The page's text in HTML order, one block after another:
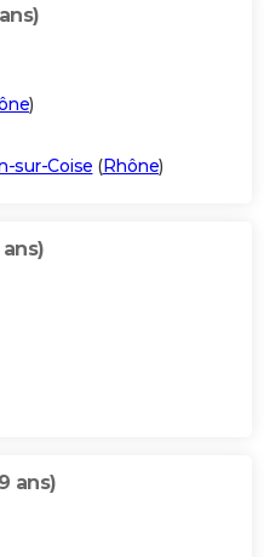
)
sur-Coise (Rhône)
ans)